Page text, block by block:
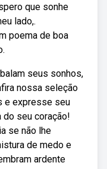
que sonhe
lado,.
poema de boa
seus sonhos,
nossa seleção
e expresse seu
do seu coração!
se não lhe
de medo e
ardente